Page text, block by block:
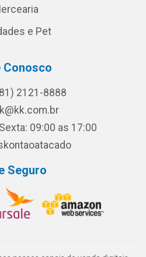
e Pet
Conosco
2121-8888
09:00 as 17:00
Seguro